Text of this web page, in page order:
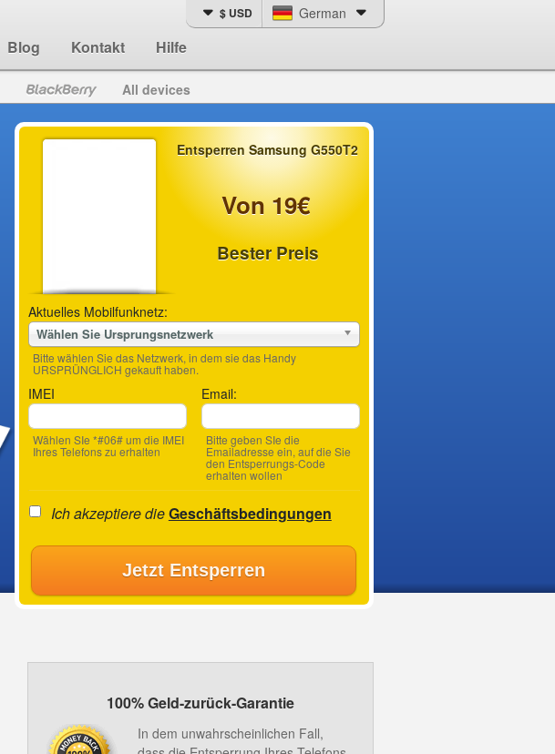
Blog Kontakt Hilfe
$ USD German
All devices
Entsperren Samsung G550T2
Von 19€
Bester Preis
Aktuelles Mobilfunknetz:
Wählen Sie Ursprungsnetzwerk
Bitte wählen Sie das Netzwerk, in dem sie das Handy
URSPRÜNGLICH gekauft haben.
IMEI
Wählen SIe *#06# um die IMEI
Ihres Telefons zu erhalten
Email:
Bitte geben SIe die
Emailadresse ein, auf die Sie
den Entsperrungs-Code
erhalten wollen
Ich akzeptiere dieGeschäftsbedingungen
Jetzt Entsperren
100% Geld-zurück-Garantie
In dem unwahrscheinlichen Fall,